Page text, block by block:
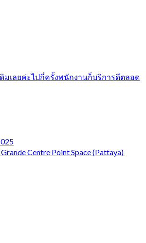
มเลยค่ะไปกี่ครั้งพนักงานก็บริการดีตลอด
Centre Point Space (Pattaya)